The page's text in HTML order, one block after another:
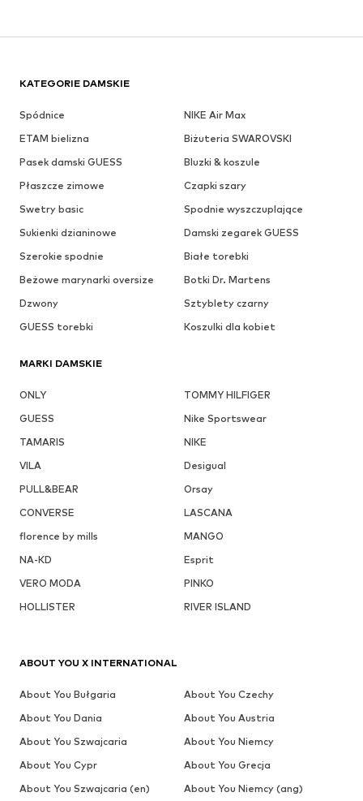
KATEGORIE DAMSKIE
Spódnice
NIKE Air Max
ETAM bielizna
Biżuteria SWAROVSKI
Pasek damski GUESS
Bluzki & koszule
Płaszcze zimowe
Czapki szary
Swetry basic
Spodnie wyszczuplające
Sukienki dzianinowe
Damski zegarek GUESS
Szerokie spodnie
Białe torebki
Beżowe marynarki oversize
Botki Dr. Martens
Dzwony
Sztyblety czarny
GUESS torebki
Koszulki dla kobiet
MARKI DAMSKIE
ONLY
TOMMY HILFIGER
GUESS
Nike Sportswear
TAMARIS
NIKE
VILA
Desigual
PULL&BEAR
Orsay
CONVERSE
LASCANA
florence by mills
MANGO
NA-KD
Esprit
VERO MODA
PINKO
HOLLISTER
RIVER ISLAND
ABOUT YOU X INTERNATIONAL
About You Bułgaria
About You Czechy
About You Dania
About You Austria
About You Szwajcaria
About You Niemcy
About You Cypr
About You Grecja
About You Szwajcaria (en)
About You Niemcy (ang)